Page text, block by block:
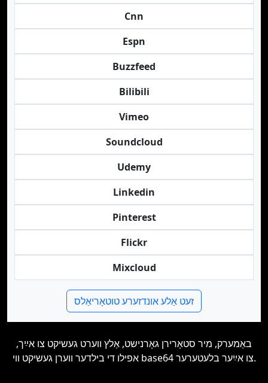
Cnn
Espn
Buzzfeed
Bilibili
Vimeo
Soundcloud
Udemy
Linkedin
Pinterest
Flickr
Mixcloud
זעט אַלע אונדזערע טוטאָריאַלס
באַמערק, מיר סטאָרירן גאָרנישט, אַלץ ווערט געשיקט צו אײַך,
אפילו די בילדער ווערן געשיקט ווי base64 צו אײַער בלעטערער.